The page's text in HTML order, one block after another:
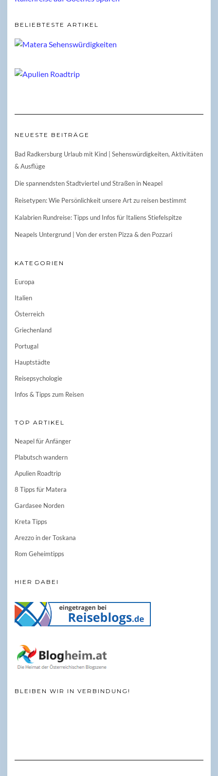
BELIEBTESTE ARTIKEL
NEUESTE BEITRÄGE
Bad Radkersburg Urlaub mit Kind | Sehenswürdigkeiten, Aktivitäten
& Ausflüge
Die spannendsten Stadtviertel und Straßen in Neapel
Reisetypen: Wie Persönlichkeit unsere Art zu reisen bestimmt
Kalabrien Rundreise: Tipps und Infos für Italiens Stiefelspitze
Neapels Untergrund | Von der ersten Pizza & den Pozzari
KATEGORIEN
Europa
Italien
Österreich
Griechenland
Portugal
Hauptstädte
Reisepsychologie
Infos & Tipps zum Reisen
TOP ARTIKEL
Neapel für Anfänger
Plabutsch wandern
Apulien Roadtrip
8 Tipps für Matera
Gardasee Norden
Kreta Tipps
Arezzo in der Toskana
Rom Geheimtipps
HIER DABEI
BLEIBEN WIR IN VERBINDUNG!